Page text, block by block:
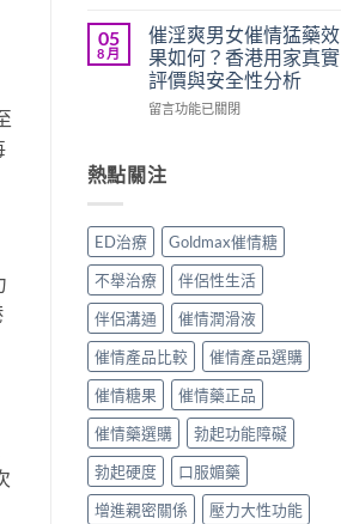
用
心
得
分
享〉
發
騷
猛
藥
真
用
中
用
催
情
液
效
何？
用
家
真
實
評
價
與
用
法
指
南〉
中
女
郎
催
情
水
如
口
高
級
催
情
液
真
實
用
家
評
價〉
中
05
8 月
催淫爽男女催情猛藥效
果如何？香港用家真實
評價與安全性分析
在
爽
男
催
猛
藥
效
果
如
何？
香
港
用
家
真
實
評
留言功能已關閉
熱點關注
ED治療
Goldmax催情糖
不舉治療
伴侶性生活
伴侶溝通
催情潤滑液
催情產品比較
催情產品選購
催情糖果
催情藥正品
催情藥選購
勃起功能障礙
勃起硬度
口服媚藥
增進親密關係
壓力大性功能